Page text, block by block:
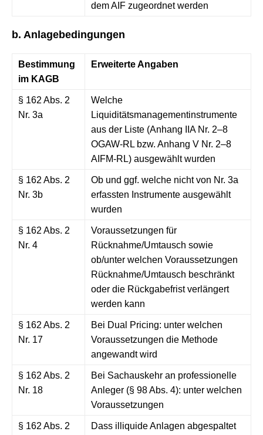
dem AIF zugeordnet werden
b. Anlagebedingungen
Bestimmung
im KAGB
Erweiterte Angaben
§ 162 Abs. 2
Nr. 3a
Welche
Liquiditätsmanagementinstrumente
aus der Liste (Anhang IIA Nr. 2–8
OGAW-RL bzw. Anhang V Nr. 2–8
AIFM-RL) ausgewählt wurden
§ 162 Abs. 2
Nr. 3b
Ob und ggf. welche nicht von Nr. 3a
erfassten Instrumente ausgewählt
wurden
§ 162 Abs. 2
Nr. 4
Voraussetzungen für
Rücknahme/Umtausch sowie
ob/unter welchen Voraussetzungen
Rücknahme/Umtausch beschränkt
oder die Rückgabefrist verlängert
werden kann
§ 162 Abs. 2
Nr. 17
Bei Dual Pricing: unter welchen
Voraussetzungen die Methode
angewandt wird
§ 162 Abs. 2
Nr. 18
Bei Sachauskehr an professionelle
Anleger (§ 98 Abs. 4): unter welchen
Voraussetzungen
§ 162 Abs. 2
Dass illiquide Anlagen abgespaltet